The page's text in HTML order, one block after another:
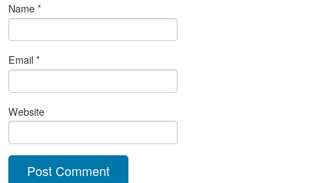
Name*
Email*
Website